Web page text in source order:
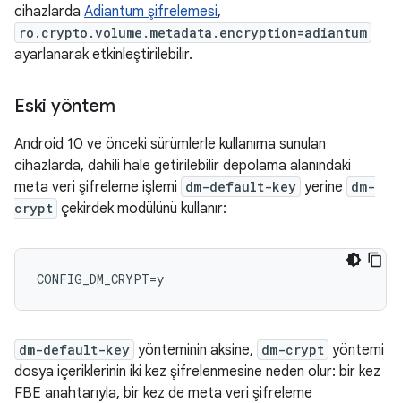
cihazlarda Adiantum şifrelemesi,
ro.crypto.volume.metadata.encryption=adiantum
ayarlanarak etkinleştirilebilir.
Eski yöntem
Android 10 ve önceki sürümlerle kullanıma sunulan
cihazlarda, dahili hale getirilebilir depolama alanındaki
meta veri şifreleme işlemi dm-default-key yerine dm-
crypt çekirdek modülünü kullanır:
dm-default-key yönteminin aksine, dm-crypt yöntemi
dosya içeriklerinin iki kez şifrelenmesine neden olur: bir kez
FBE anahtarıyla, bir kez de meta veri şifreleme